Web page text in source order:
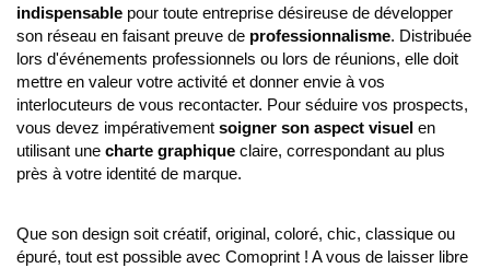
indispensable pour toute entreprise désireuse de développer
son réseau en faisant preuve de professionnalisme. Distribuée
lors d'événements professionnels ou lors de réunions, elle doit
mettre en valeur votre activité et donner envie à vos
interlocuteurs de vous recontacter. Pour séduire vos prospects,
vous devez impérativement soigner son aspect visuel en
utilisant une charte graphique claire, correspondant au plus
près à votre identité de marque.
Que son design soit créatif, original, coloré, chic, classique ou
épuré, tout est possible avec Comoprint ! A vous de laisser libre